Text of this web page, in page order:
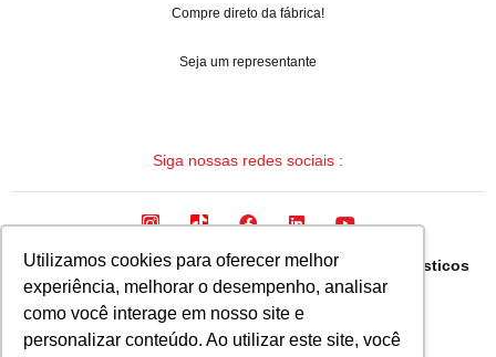
Utilizamos cookies para oferecer melhor
experiência, melhorar o desempenho, analisar
como você interage em nosso site e
personalizar conteúdo. Ao utilizar este site, você
Compre direto da fábrica!
Seja um representante
Siga nossas redes sociais :
Arqua Industria Brasileira de Mangueiras e Termoplasticos
Ltda.
CNPJ: 08.133.315/0001-19